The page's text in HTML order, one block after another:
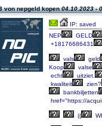
von nepgeld kopen04.10.2023 -
IP: saved
NEP
GELD
+18176686431
vals
geld
Koop
valse
echt
uitziet.
kwaliteit
zien?
bankbiljetten
href="https://
((